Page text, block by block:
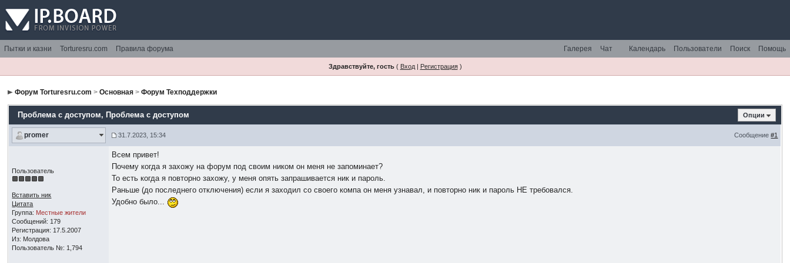
Пытки и казни Torturesru.com Правила форума Помощь
Поиск
Пользователи
Календарь
Чат
Галерея
Здравствуйте, гость( Вход| Регистрация)
Форум Torturesru.com >Основная >Форум Техподдержки
Проблема с доступом, Проблема с доступом Опции
promer 31.7.2023, 15:34 Сообщение#1
Пользователь
Вставить ник
Цитата
Группа: Местные жители
Сообщений: 179
Регистрация: 17.5.2007
Из: Молдова
Пользователь №: 1,794
Всем привет!
Почему когда я захожу на форум под своим ником он меня не запоминает?
То есть когда я повторно захожу, у меня опять запрашивается ник и пароль.
Раньше (до последнего отключения) если я заходил со своего компа он меня узнавал, и повторно ник и пароль НЕ требовался.
Удобно было...